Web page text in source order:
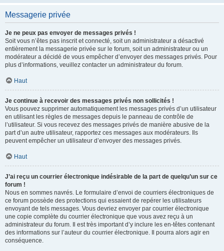
Messagerie privée
Je ne peux pas envoyer de messages privés !
Soit vous n’êtes pas inscrit et connecté, soit un administrateur a désactivé
entièrement la messagerie privée sur le forum, soit un administrateur ou un
modérateur a décidé de vous empêcher d’envoyer des messages privés. Pour
plus d’informations, veuillez contacter un administrateur du forum.
Haut
Je continue à recevoir des messages privés non sollicités !
Vous pouvez supprimer automatiquement les messages privés d’un utilisateur
en utilisant les règles de messages depuis le panneau de contrôle de
l’utilisateur. Si vous recevez des messages privés de manière abusive de la
part d’un autre utilisateur, rapportez ces messages aux modérateurs. Ils
peuvent empêcher un utilisateur d’envoyer des messages privés.
Haut
J’ai reçu un courrier électronique indésirable de la part de quelqu’un sur ce
forum !
Nous en sommes navrés. Le formulaire d’envoi de courriers électroniques de
ce forum possède des protections qui essaient de repérer les utilisateurs
envoyant de tels messages. Vous devriez envoyer par courrier électronique
une copie complète du courrier électronique que vous avez reçu à un
administrateur du forum. Il est très important d’y inclure les en-têtes contenant
des informations sur l’auteur du courrier électronique. Il pourra alors agir en
conséquence.